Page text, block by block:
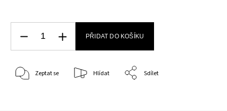
PŘIDAT DO KOŠÍKU
Zeptat se Hlídat Sdílet